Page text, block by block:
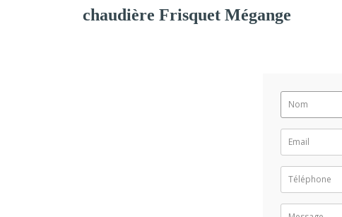
chaudière Frisquet Mégange